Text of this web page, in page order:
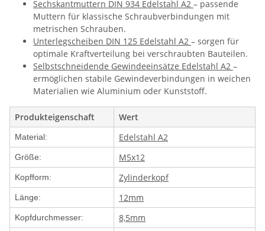
Sechskantmuttern DIN 934 Edelstahl A2 – passende
Muttern für klassische Schraubverbindungen mit
metrischen Schrauben.
Unterlegscheiben DIN 125 Edelstahl A2 – sorgen für
optimale Kraftverteilung bei verschraubten Bauteilen.
Selbstschneidende Gewindeeinsätze Edelstahl A2 –
ermöglichen stabile Gewindeverbindungen in weichen
Materialien wie Aluminium oder Kunststoff.
Produkteigenschaft Wert
Material: Edelstahl A2
Größe: M5x12
Kopfform: Zylinderkopf
Länge: 12mm
Kopfdurchmesser: 8,5mm